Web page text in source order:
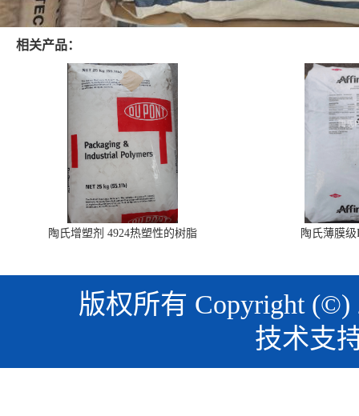
相关产品：
陶氏增塑剂 4924热塑性的树脂 陶氏薄膜级
版权所有 Copyright
技术支